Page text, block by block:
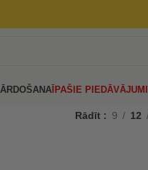
ĪPAŠIE PIEDĀVĀJUMI
Rādīt 9 12